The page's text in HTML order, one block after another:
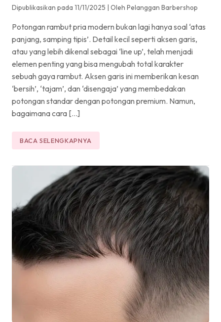
Dipublikasikan pada 11/11/2025 Oleh Pelanggan Barbershop
Potongan rambut pria modern bukan lagi hanya soal ‘atas
panjang, samping tipis’. Detail kecil seperti aksen garis,
atau yang lebih dikenal sebagai ‘line up’, telah menjadi
elemen penting yang bisa mengubah total karakter
sebuah gaya rambut. Aksen garis ini memberikan kesan
‘bersih’, ‘tajam’, dan ‘disengaja’ yang membedakan
potongan standar dengan potongan premium. Namun,
bagaimana cara […]
BACA SELENGKAPNYA